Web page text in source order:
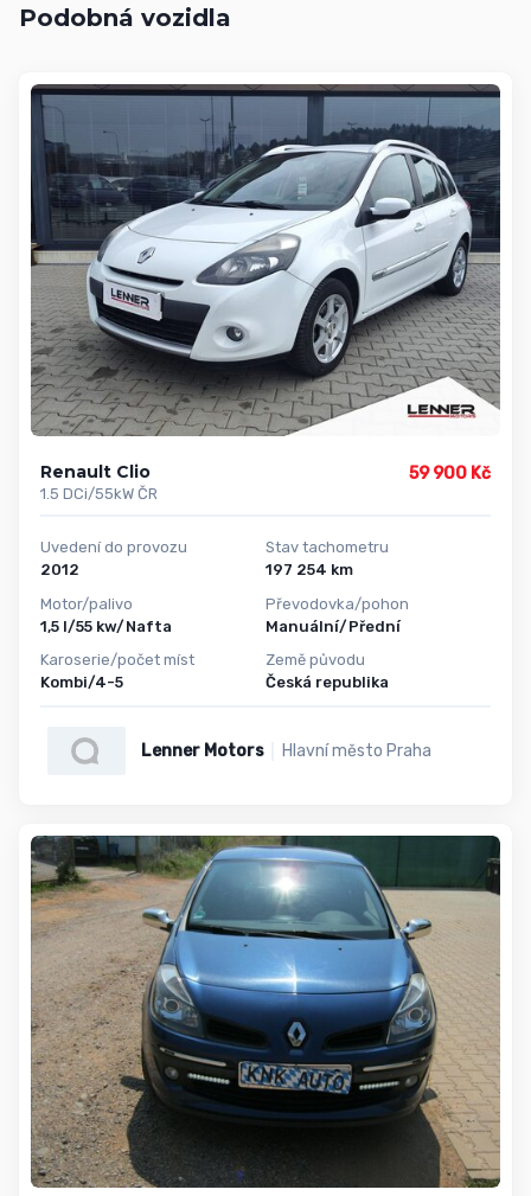
Podobná vozidla
Renault Clio
1.5 DCi/55kW ČR
59 900 Kč
Uvedení do provozu
2012
Motor/palivo
1,5 l/55 kw/Nafta
Karoserie/počet míst
Kombi/4-5
Stav tachometru
197 254 km
Převodovka/pohon
Manuální/Přední
Země původu
Česká republika
Lenner Motors Hlavní město Praha